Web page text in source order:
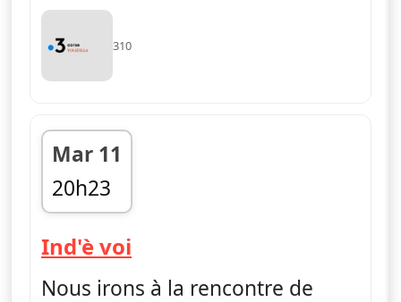
310
Mar 11
20h23
fin 20h43
Ind'è voi
Nous irons à la rencontre de